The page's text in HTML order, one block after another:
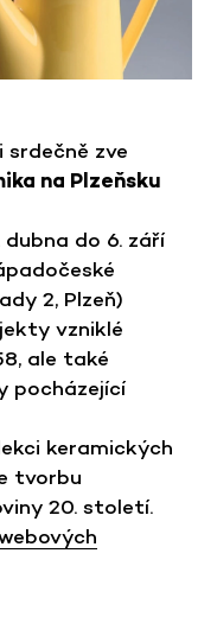
srdečně zve
na Plzeňsku
do 6. září
2, Plzeň)
vzniklé
ale také
pocházející
keramických
tvorbu
20. století.